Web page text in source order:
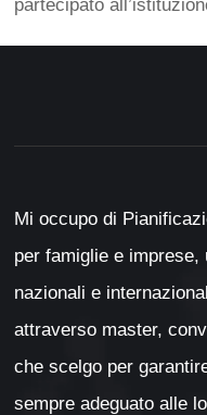
partecipato
Mi occupo di
per famiglie e
nazionali e
attraverso master,
che scelgo per
sempre adeguato alle